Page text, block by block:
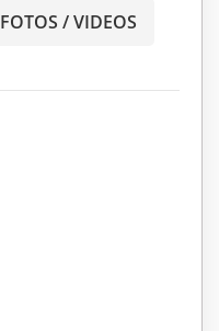
FOTOS / VIDEOS